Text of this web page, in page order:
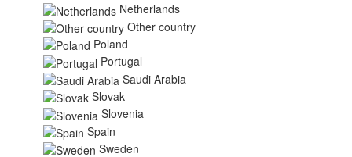
Netherlands
Other country
Poland
Portugal
Saudi Arabia
Slovak
Slovenia
Spain
Sweden